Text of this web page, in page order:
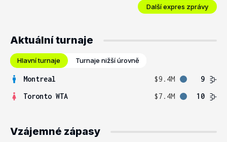
Další expres zprávy
Aktuální turnaje
Hlavní turnaje Turnaje nižší úrovně
Montreal $9.4M
9
Toronto WTA
$7.4M 10
Vzájemné zápasy